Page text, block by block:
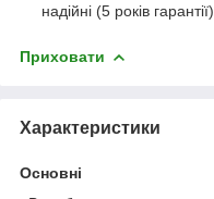
надійні (5 років гарантії).
Приховати
Характеристики
Основні